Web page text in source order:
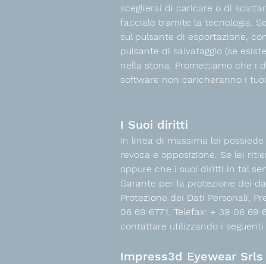
sceglierai di caricare o di
facciale tramite la tecnologia.
sul pulsante di esportazione,
pulsante di salvataggio (se
nella storia. Promettiamo che i
software non caricheranno i
I Suoi diritti
In linea di massima lei
revoca e opposizione. Se lei
oppure che i suoi diritti in tal
Garante per la protezione dei
Protezione dei Dati Personali,
06 69 677.1, Telefax: + 39 06 69
contattare utilizzando i seguenti
Impress3d Eyewear Srls